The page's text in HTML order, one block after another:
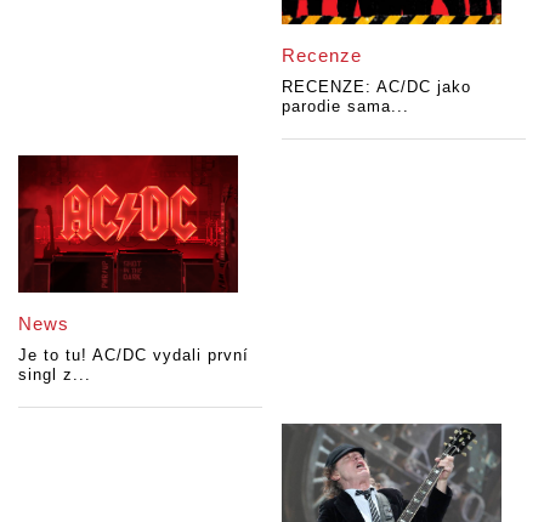
Recenze
RECENZE: AC/DC jako
parodie sama...
News
Je to tu! AC/DC vydali první
singl z...